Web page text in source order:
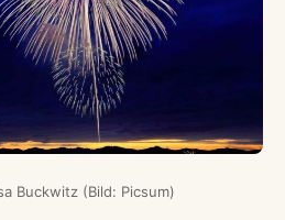
Buckwitz (Bild: Picsum)